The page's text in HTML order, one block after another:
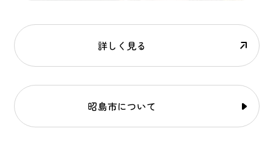
詳しく見る
昭島市について